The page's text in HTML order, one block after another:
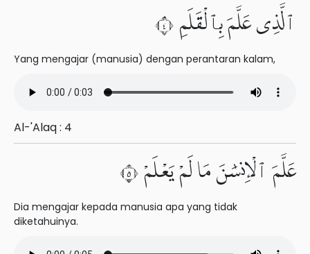
ٱلَّذِى عَلَّمَ بِٱلْقَلَمِ ٤
Yang mengajar (manusia) dengan perantaran kalam,
Al-'Alaq : 4
عَلَّمَ ٱلْإِنسَٰنَ مَا لَمْ يَعْلَمْ ٥
Dia mengajar kepada manusia apa yang tidak
diketahuinya.